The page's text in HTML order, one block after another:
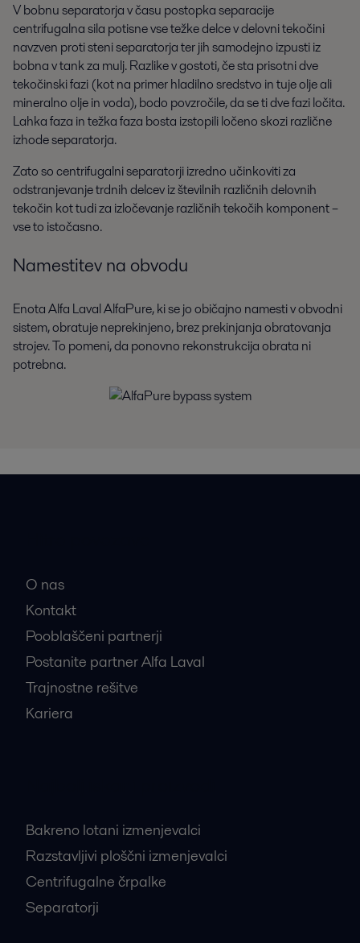
V bobnu separatorja v času postopka separacije
centrifugalna sila potisne vse težke delce v delovni tekočini
navzven proti steni separatorja ter jih samodejno izpusti iz
bobna v tank za mulj. Razlike v gostoti, če sta prisotni dve
tekočinski fazi (kot na primer hladilno sredstvo in tuje olje ali
mineralno olje in voda), bodo povzročile, da se ti dve fazi ločita.
Lahka faza in težka faza bosta izstopili ločeno skozi različne
izhode separatorja.
Zato so centrifugalni separatorji izredno učinkoviti za
odstranjevanje trdnih delcev iz številnih različnih delovnih
tekočin kot tudi za izločevanje različnih tekočih komponent –
vse to istočasno.
Namestitev na obvodu
Enota Alfa Laval AlfaPure, ki se jo običajno namesti v obvodni
sistem, obratuje neprekinjeno, brez prekinjanja obratovanja
strojev. To pomeni, da ponovno rekonstrukcija obrata ni
potrebna.
O nas
Kontakt
Pooblaščeni partnerji
Postanite partner Alfa Laval
Trajnostne rešitve
Kariera
Bakreno lotani izmenjevalci
Razstavljivi ploščni izmenjevalci
Centrifugalne črpalke
Separatorji